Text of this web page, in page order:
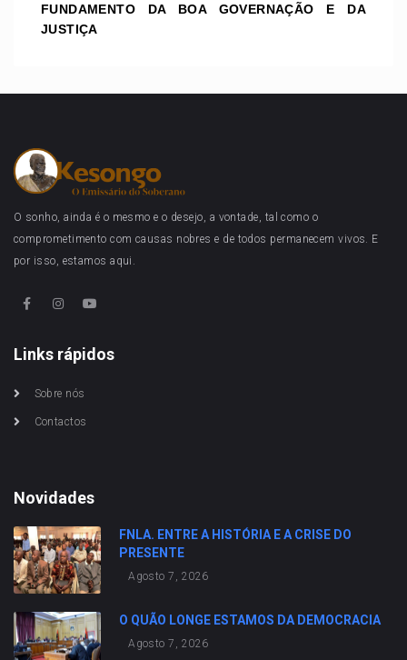
FUNDAMENTO DA BOA GOVERNAÇÃO E DA
JUSTIÇA
O sonho, ainda é o mesmo e o desejo, a vontade, tal como o
comprometimento com causas nobres e de todos permanecem vivos. E
por isso, estamos aqui.
Links rápidos
Sobre nós
Contactos
Novidades
FNLA. ENTRE A HISTÓRIA E A CRISE DO
PRESENTE
Agosto 7, 2026
O QUÃO LONGE ESTAMOS DA DEMOCRACIA
Agosto 7, 2026